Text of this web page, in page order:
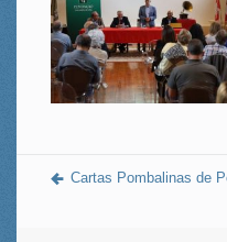
Cartas Pombalinas de